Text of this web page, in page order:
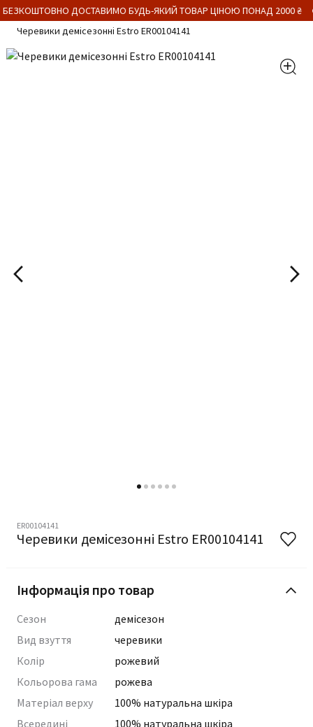
ДОСТАВИМО БУДЬ-ЯКИЙ ТОВАР ЦІНОЮ ПОНАД 2000 ₴
Черевики демісезонні Estro ER00104141
ER00104141
Черевики демісезонні Estro ER00104141
Інформація про товар
Сезон
демісезон
Вид взуття
черевики
Колір
рожевий
Кольорова гама
рожева
Матеріал верху
100% натуральна шкіра
Всередині
100% натуральна шкіра